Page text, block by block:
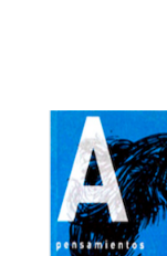
Artefacto.